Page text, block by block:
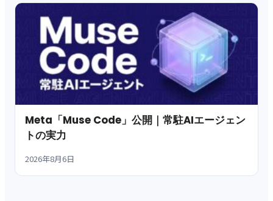
Meta「Muse Code」公開｜常駐AIエージェン
トの実力
2026年8月6日